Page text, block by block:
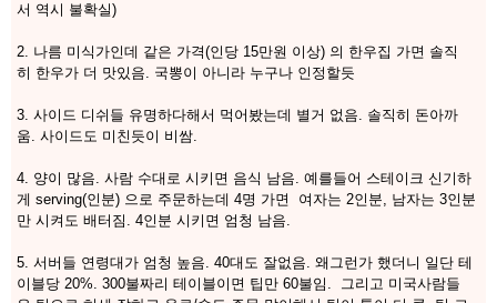
서 역시 불확실)
2. 나름 미식가인데 같은 가격(인당 15만원 이상) 의 한우집 가면 솔직
히 한우가 더 맛있음. 국뽕이 아니라 누구나 인정할듯
3. 사이드 디쉬들 유명하다해서 먹어봤는데 별거 없음. 솔직히 돈아까
움. 사이드도 미친듯이 비쌈.
4. 양이 많음. 사람 수대로 시키면 음식 남음. 예를들어 스테이크 신기하
게 serving(인분) 으로 주문하는데 4명 가면 여자는 2인분, 남자는 3인분
만 시켜도 배터짐. 4인분 시키면 엄청 남음.
5. 서버들 연령대가 엄청 높음. 40대도 잘없음. 왜그런가 했더니 일단 테
이블당 20%. 300불짜리 테이블이면 팁만 60불임. 그리고 미국사람들